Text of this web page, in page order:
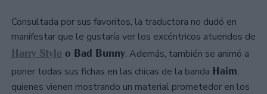
Consultada por sus favoritos, la traductora no dudó en
manifestar que le gustaría ver los excéntricos atuendos de
Harry Style o Bad Bunny. Además, también se animó a
poner todas sus fichas en las chicas de la banda Haim,
quienes vienen mostrando un material prometedor en los